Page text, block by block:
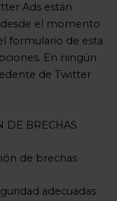
Ads están
el momento
formulario de esta
En ningún
de Twitter
BRECHAS
de brechas
adecuadas